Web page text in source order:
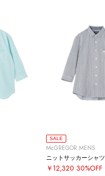
SALE
McGREGOR MENS
ニットサッカーシャツ
￥12,320 30%OFF